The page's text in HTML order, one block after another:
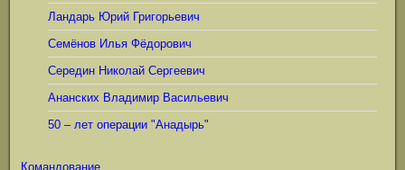
Ландарь Юрий Григорьевич
Семёнов Илья Фёдорович
Середин Николай Сергеевич
Ананских Владимир Васильевич
50 – лет операции "Анадырь"
Командование